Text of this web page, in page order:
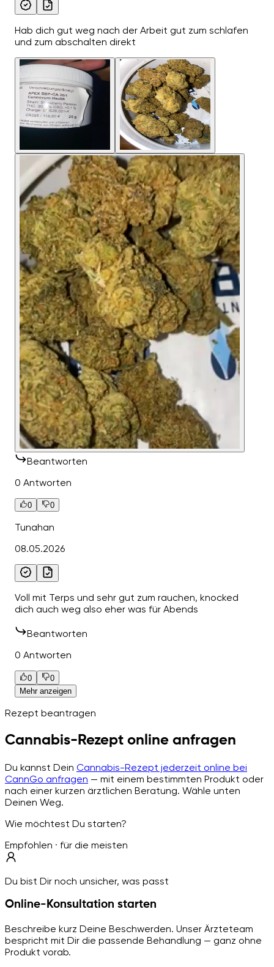
Hab dich gut weg nach der Arbeit gut zum schlafen
und zum abschalten direkt
Beantworten
0 Antworten
0 0
Tunahan
08.05.2026
Voll mit Terps und sehr gut zum rauchen, knocked
dich auch weg also eher was für Abends
Beantworten
0 Antworten
0
0
Mehr anzeigen
Rezept beantragen
Cannabis-Rezept online anfragen
Du kannst Dein Cannabis-Rezept jederzeit online bei
CannGo anfragen — mit einem bestimmten Produkt oder
nach einer kurzen ärztlichen Beratung. Wähle unten
Deinen Weg.
Wie möchtest Du starten?
Empfohlen · für die meisten
Du bist Dir noch unsicher, was passt
Online-Konsultation starten
Beschreibe kurz Deine Beschwerden. Unser Ärzteteam
bespricht mit Dir die passende Behandlung — ganz ohne
Produkt vorab.